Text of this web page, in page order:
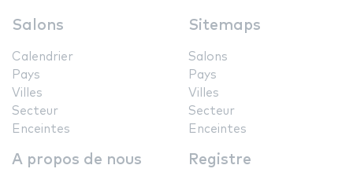
Salons
Calendrier
Pays
Villes
Secteur
Enceintes
Sitemaps
Salons
Pays
Villes
Secteur
Enceintes
A propos de nous Registre